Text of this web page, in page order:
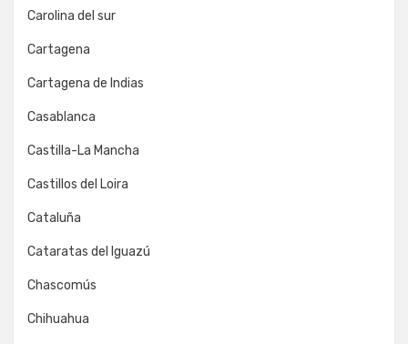
Carolina del sur
Cartagena
Cartagena de Indias
Casablanca
Castilla-La Mancha
Castillos del Loira
Cataluña
Cataratas del Iguazú
Chascomús
Chihuahua